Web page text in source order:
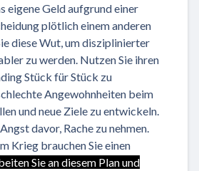
eigene Geld aufgrund einer
plötlich einem anderen
diese Wut, um disziplinierter
zu werden. Nutzen Sie ihren
Stück für Stück zu
Angewohnheiten beim
und neue Ziele zu entwickeln.
davor, Rache zu nehmen.
Krieg brauchen Sie einen
Sie an diesem Plan und